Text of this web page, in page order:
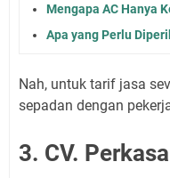
Mengapa AC Hanya
Apa yang Perlu
Nah, untuk tarif jasa
sepadan dengan
3. CV.